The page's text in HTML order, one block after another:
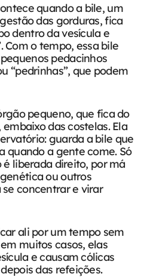
quando a bile, um
das gorduras, fica
dentro da vesícula e
Com o tempo, essa bile
pedacinhos
“pedrinhas”, que podem
pequeno, que fica do
das costelas. Ela
guarda a bile que
quando a gente come. Só
liberada direito, por má
ou outros
concentrar e virar
ali por um tempo sem
muitos casos, elas
e causam cólicas
das refeições.